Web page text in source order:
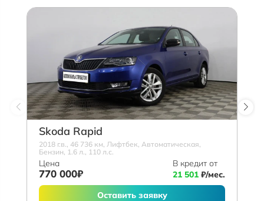
Skoda Rapid
2018 г.в., 46 736 км, Лифтбек, Автоматическая,
Бензин, 1.6 л., 110 л.с.
Цена
770 000₽
В кредит от
21 501 ₽/мес.
Оставить заявку